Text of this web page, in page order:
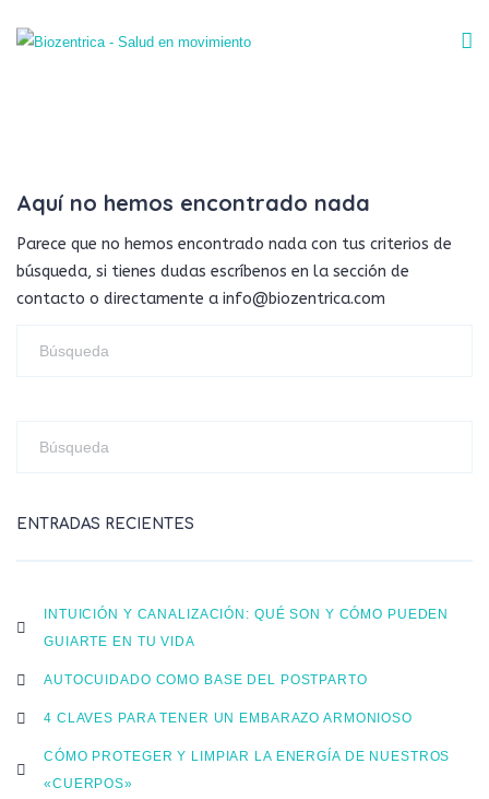
Aquí no hemos encontrado nada
Parece que no hemos encontrado nada con tus criterios de
búsqueda, si tienes dudas escríbenos en la sección de
contacto o directamente a info@biozentrica.com
ENTRADAS RECIENTES
INTUICIÓN Y CANALIZACIÓN: QUÉ SON Y CÓMO PUEDEN
GUIARTE EN TU VIDA
AUTOCUIDADO COMO BASE DEL POSTPARTO
4 CLAVES PARA TENER UN EMBARAZO ARMONIOSO
CÓMO PROTEGER Y LIMPIAR LA ENERGÍA DE NUESTROS
«CUERPOS»